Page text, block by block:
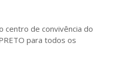
centro de convivência do
para todos os